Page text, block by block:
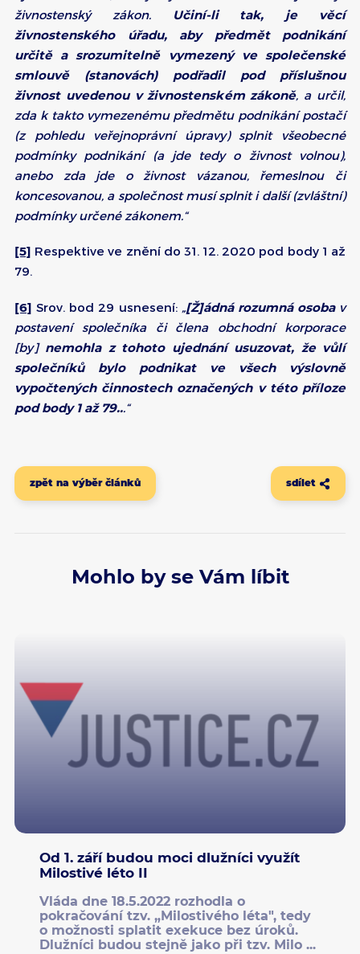
živnostenský zákon.
Učiní-li tak, je věcí
živnostenského úřadu, aby předmět podnikání
určitě a srozumitelně vymezený ve společenské
smlouvě (stanovách) podřadil pod příslušnou
živnost uvedenou v živnostenském zákoně, a určil,
zda k takto vymezenému předmětu podnikání postačí
(z pohledu veřejnoprávní úpravy) splnit všeobecné
podmínky podnikání (a jde tedy o živnost volnou),
anebo zda jde o živnost vázanou, řemeslnou či
koncesovanou, a společnost musí splnit i další (zvláštní)
podmínky určené zákonem.“
[5] Respektive ve znění do 31. 12. 2020 pod body 1 až
79.
[6] Srov. bod 29 usnesení: „[Ž]ádná rozumná osobav
postavení společníka či člena obchodní korporace
[by] nemohla z tohoto ujednání usuzovat, že vůlí
společníků bylo podnikat ve všech výslovně
vypočtených činnostech označených v této příloze
pod body 1 až 79...“
zpět na výběr článků sdílet
Mohlo by se Vám líbit
Od 1. září budou moci dlužníci využít
Milostivé léto II
Vláda dne 18.5.2022 rozhodla o
pokračování tzv. „Milostivého léta", tedy
o možnosti splatit exekuce bez úroků.
Dlužníci budou stejně jako při tzv. Milo ...